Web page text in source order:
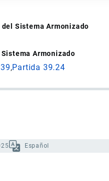
Sistema Armonizado
Armonizado
Partida 39.24
Español